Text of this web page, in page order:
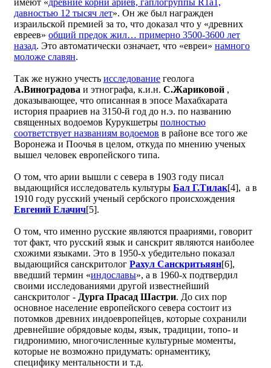
имеют «древние корни ариев, гаплогруппы R1a1,
давностью 12 тысяч лет». Он же был награжден
израильской премией за то, что доказал что у «древних
евреев» общий предок жил… примерно 3500-3600 лет
назад. Это автоматически означает, что «евреи» намного
моложе славян.
Так же нужно учесть исследование геолога
А.Виноградова и этнографа, к.и.н. С.Жариковой ,
доказывающее, что описанная в эпосе Махабхарата
история праариев на 3150-й год до н.э. по названию
священных водоемов Курукшетры полностью
соответствует названиям водоемов в районе все того же
Воронежа и Поочья в целом, откуда по мнению ученых
вышел человек европейского типа.
О том, что арии вышли с севера в 1903 году писал
выдающийся исследователь культуры Бал Г.Тилак[4], а в
1910 году русский ученый сербского происхождения
Евгений Елачич[5].
О том, что именно русские являются праариями, говорит
тот факт, что русский язык и санскрит являются наиболее
схожими языками. Это в 1950-х убедительно показал
выдающийся санскритолог Рахул Санскритьяян[6],
введший термин «индославы», а в 1960-х подтвердил
своими исследованиями другой известнейший
санскритолог - Дурга Прасад Шастри. До сих пор
основное население европейского севера состоит из
потомков древних индоевропейцев, которые сохранили
древнейшие обрядовые коды, язык, традиции, топо- и
гидронимию, многочисленные культурные моменты,
которые не возможно придумать: орнаментику,
специфику ментальности и т.д.